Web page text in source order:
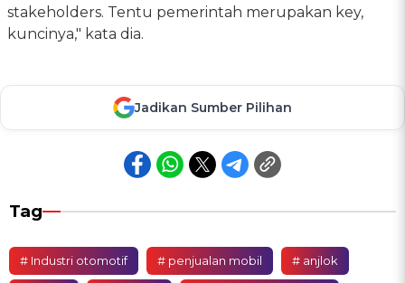
stakeholders. Tentu pemerintah merupakan key,
kuncinya," kata dia.
Jadikan Sumber Pilihan
Tag
# Industri otomotif # penjualan mobil # anjlok